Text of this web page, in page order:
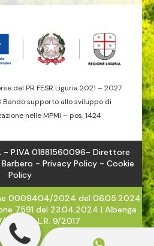
del PR FESR Liguria 2021 – 2027
Bando supporto allo sviluppo di
nelle MPMI – pos. 1424
- P.IVA 01881560096- Direttore
- Privacy Policy - Cookie
Policy
0009404/2024 del 06.05.2024
7591 del 23.04.2024 | Albenga
2024 - L.R. 9/2017